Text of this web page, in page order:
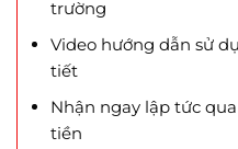
trường
Video hướng dẫn sử
tiết
Nhận ngay lập tức
tiền